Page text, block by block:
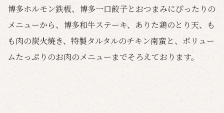
博多ホルモン鉄板、博多一口餃子とおつまみにぴったりの
メニューから、博多和牛ステーキ、ありた鶏のとり天、も
も肉の炭火焼き、特製タルタルのチキン南蛮と、ボリュー
ムたっぷりのお肉のメニューまでそろえております。